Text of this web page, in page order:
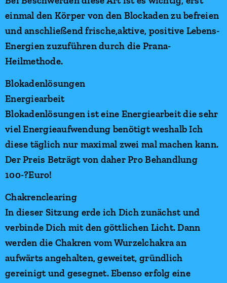
einmal den Körper von den Blockaden zu befreien
und anschließend frische,aktive, positive Lebens-
Energien zuzuführen durch die Prana-
Heilmethode.
Blokadenlösungen
Energiearbeit
Blokadenlösungen ist eine Energiearbeit die sehr
viel Energieaufwendung benötigt weshalb Ich
diese täglich nur maximal zwei mal machen kann.
Der Preis Beträgt von daher Pro Behandlung
100-?Euro!
Chakrenclearing
In dieser Sitzung erde ich Dich zunächst und
verbinde Dich mit den göttlichen Licht. Dann
werden die Chakren vom Wurzelchakra an
aufwärts angehalten, geweitet, gründlich
gereinigt und gesegnet. Ebenso erfolg eine